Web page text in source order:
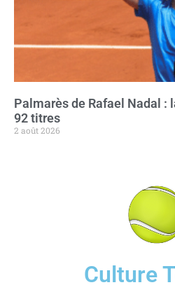
Palmarès de Rafael Nadal :
92 titres
2 août 2026
Culture